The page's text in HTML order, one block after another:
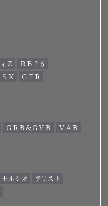
Ｚ
ＲＢ２６
Ｘ
ＧＴＲ
ＧＲＢ＆ＧＶＢ
ＶＡＢ
セルシオ
アリスト